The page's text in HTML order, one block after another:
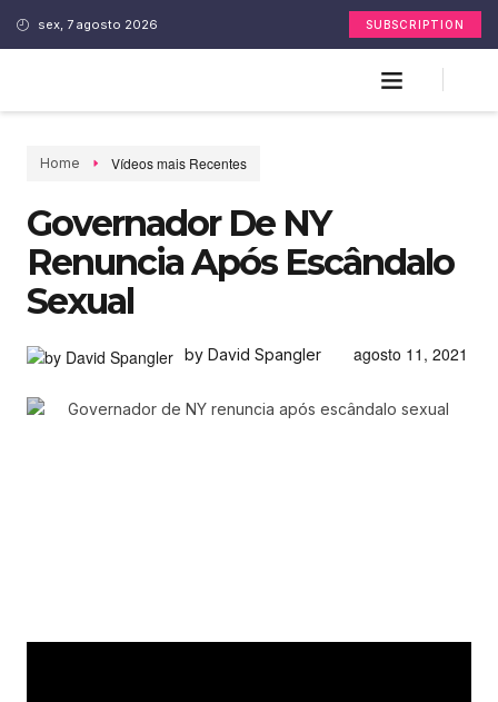
sex, 7 agosto 2026 SUBSCRIPTION
Home Vídeos mais Recentes
Governador De NY
Renuncia Após Escândalo
Sexual
by David Spangler agosto 11, 2021